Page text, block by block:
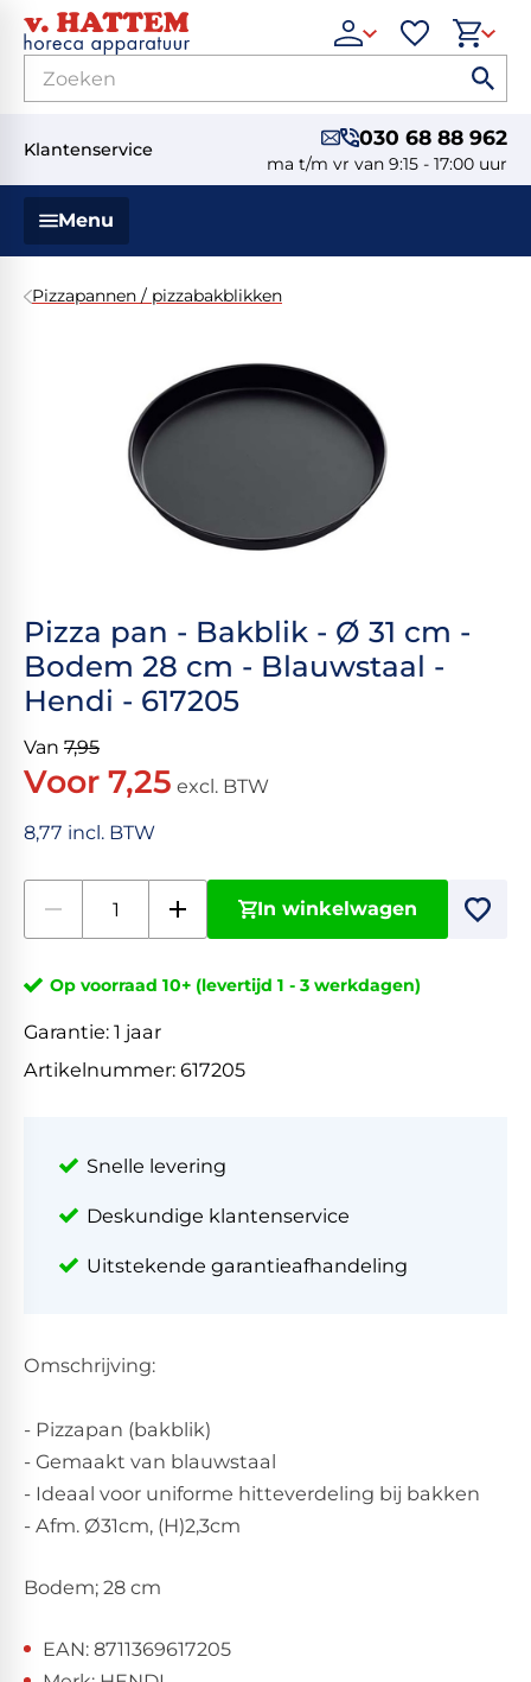
Klantenservice 030 68 88 962
ma t/m vr van 9:15 - 17:00 uur
Menu
Pizzapannen / pizzabakblikken
Pizza pan - Bakblik - Ø 31 cm -
Bodem 28 cm - Blauwstaal -
Hendi - 617205
Van 7,95
Voor 7,25 excl. BTW
8,77 incl. BTW
In winkelwagen
Op voorraad 10+ (levertijd 1 - 3 werkdagen)
Garantie: 1 jaar
Artikelnummer: 617205
Snelle levering
Deskundige klantenservice
Uitstekende garantieafhandeling
Omschrijving:
- Pizzapan (bakblik)
- Gemaakt van blauwstaal
- Ideaal voor uniforme hitteverdeling bij bakken
- Afm. Ø31cm, (H)2,3cm
Bodem; 28 cm
EAN: 8711369617205